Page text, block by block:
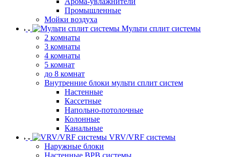
Промышленные
Мойки воздуха
Мульти сплит системы
2 комнаты
3 комнаты
4 комнаты
5 комнат
до 8 комнат
Внутренние блоки мульти сплит систем
Настенные
Кассетные
Напольно-потолочные
Колонные
Канальные
VRV/VRF системы
Наружные блоки
Настенные ВРВ системы